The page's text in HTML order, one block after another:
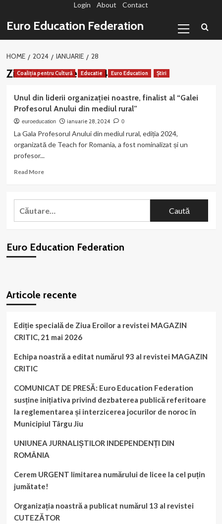
conținut
Login About Contact
Euro Education Federation
Menu
HOME 2024 IANUARIE 28
Zi:28 ianuarie 2024
Coaliția pentru Cultură Educatie Euro Education Știri
Unul din liderii organizației noastre, finalist al “Galei
Profesorul Anului din mediul rural”
euroeducation ianuarie 28, 2024 0
La Gala Profesorul Anului din mediul rural, ediția 2024,
organizată de Teach for Romania, a fost nominalizat și un
profesor...
Read MoreRead
Unul
din
finalist
din
Caută
Euro Education Federation
Articole recente
Ediție specială de Ziua Eroilor a revistei MAGAZIN
CRITIC, 21 mai 2026
Echipa noastră a editat numărul 93 al revistei MAGAZIN
CRITIC
COMUNICAT DE PRESĂ: Euro Education Federation
susține inițiativa privind dezbaterea publică referitoare
la reglementarea și interzicerea jocurilor de noroc în
Municipiul Târgu Jiu
UNIUNEA JURNALIȘTILOR INDEPENDENȚI DIN
ROMÂNIA
Cerem URGENT limitarea numărului de licee la cel puțin
jumătate!
Organizația noastră a publicat numărul 13 al revistei
CUTEZĂTOR